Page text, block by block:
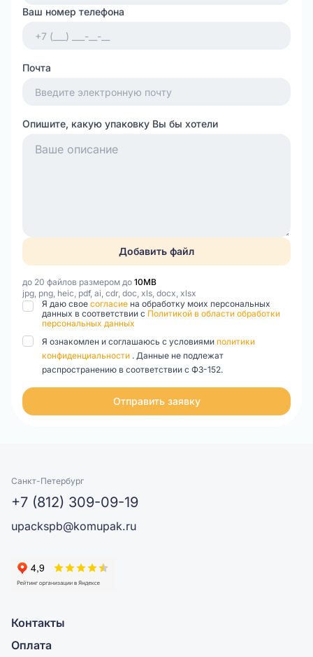
Ваш номер телефона
Почта
Опишите, какую упаковку Вы бы хотели
Добавить файл
до 20 файлов размером до 10MB
jpg, png, heic, pdf, ai, cdr, doc, xls, docx, xlsx
Я даю свое согласие на обработку моих персональных
данных в соответствии с Политикой в области обработки
персональных данных
Я ознакомлен и соглашаюсь с условиями политики
конфиденциальности . Данные не подлежат
распространению в соответствии с ФЗ-152.
Отправить заявку
Санкт-Петербург
+7 (812) 309-09-19
upackspb@komupak.ru
Контакты
Оплата